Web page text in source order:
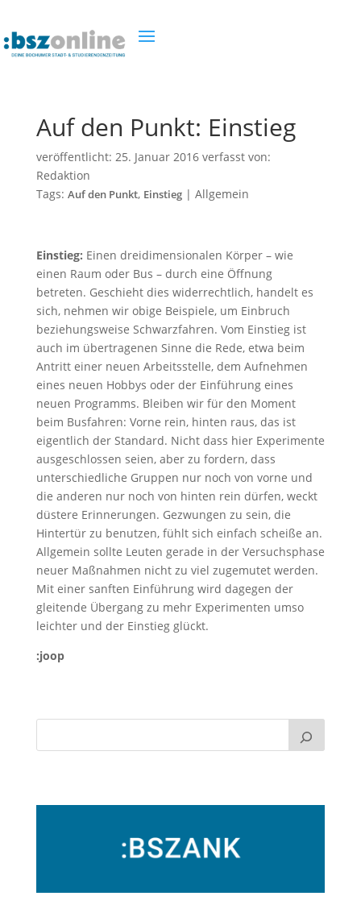
Auf den Punkt: Einstieg
veröffentlicht: 25. Januar 2016verfasst von:
Redaktion
Tags: Auf den Punkt, Einstieg| Allgemein
Einstieg: Einen dreidimensionalen Körper – wie
einen Raum oder Bus – durch eine Öffnung
betreten. Geschieht dies widerrechtlich, handelt es
sich, nehmen wir obige Beispiele, um Einbruch
beziehungsweise Schwarzfahren. Vom Einstieg ist
auch im übertragenen Sinne die Rede, etwa beim
Antritt einer neuen Arbeitsstelle, dem Aufnehmen
eines neuen Hobbys oder der Einführung eines
neuen Programms. Bleiben wir für den Moment
beim Busfahren: Vorne rein, hinten raus, das ist
eigentlich der Standard. Nicht dass hier Experimente
ausgeschlossen seien, aber zu fordern, dass
unterschiedliche Gruppen nur noch von vorne und
die anderen nur noch von hinten rein dürfen, weckt
düstere Erinnerungen. Gezwungen zu sein, die
Hintertür zu benutzen, fühlt sich einfach scheiße an.
Allgemein sollte Leuten gerade in der Versuchsphase
neuer Maßnahmen nicht zu viel zugemutet werden.
Mit einer sanften Einführung wird dagegen der
gleitende Übergang zu mehr Experimenten umso
leichter und der Einstieg glückt.
:joop